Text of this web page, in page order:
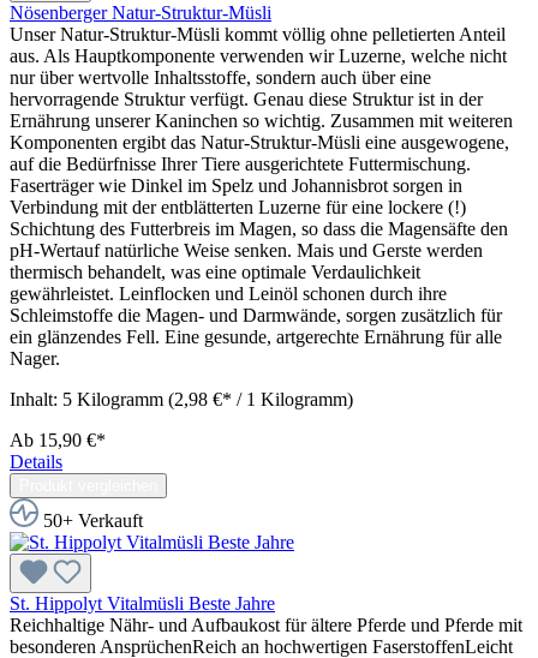
Nösenberger Natur-Struktur-Müsli
Unser Natur-Struktur-Müsli kommt völlig ohne pelletierten Anteil
aus. Als Hauptkomponente verwenden wir Luzerne, welche nicht
nur über wertvolle Inhaltsstoffe, sondern auch über eine
hervorragende Struktur verfügt. Genau diese Struktur ist in der
Ernährung unserer Kaninchen so wichtig. Zusammen mit weiteren
Komponenten ergibt das Natur-Struktur-Müsli eine ausgewogene,
auf die Bedürfnisse Ihrer Tiere ausgerichtete Futtermischung.
Faserträger wie Dinkel im Spelz und Johannisbrot sorgen in
Verbindung mit der entblätterten Luzerne für eine lockere (!)
Schichtung des Futterbreis im Magen, so dass die Magensäfte den
pH-Wertauf natürliche Weise senken. Mais und Gerste werden
thermisch behandelt, was eine optimale Verdaulichkeit
gewährleistet. Leinflocken und Leinöl schonen durch ihre
Schleimstoffe die Magen- und Darmwände, sorgen zusätzlich für
ein glänzendes Fell. Eine gesunde, artgerechte Ernährung für alle
Nager.
Inhalt: 5 Kilogramm (2,98 €* / 1 Kilogramm)
Ab 15,90 €*
Details
50+ Verkauft
St. Hippolyt Vitalmüsli Beste Jahre
Reichhaltige Nähr- und Aufbaukost für ältere Pferde und Pferde mit
besonderen AnsprüchenReich an hochwertigen FaserstoffenLeicht